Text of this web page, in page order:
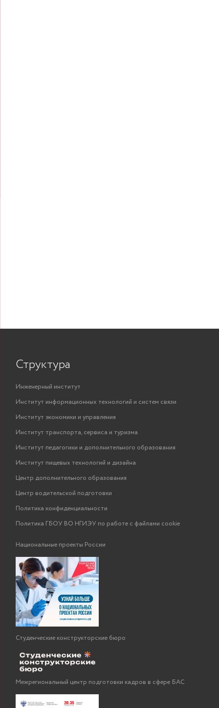
Структура
Инженерный институт
Институт информационных технологий и систем связи
Институт экономики и управления
Институт транспорта, сервиса и туризма
Институт педагогики и дополнительного образования
Институт пищевых технологий и дизайна
Центр дополнительного образования
Центр водительской подготовки
Политика конфиденциальности
Политика ГБОУ ВО НГИЭУ по работе с файлами cookie
Национальные проекты России
Студенческие конструкторские бюро
Межрегиональный центр подготовки кадров в сфере БАС